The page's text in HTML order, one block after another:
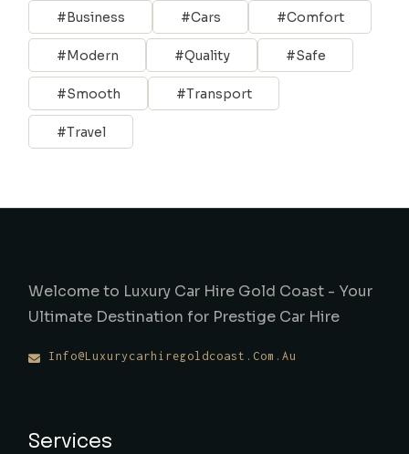
Business Cars Comfort
Modern Quality Safe
Smooth Transport
Travel
Welcome to Luxury Car Hire Gold Coast - Your
Ultimate Destination for Prestige Car Hire
Info@luxurycarhiregoldcoast.com.au
Services